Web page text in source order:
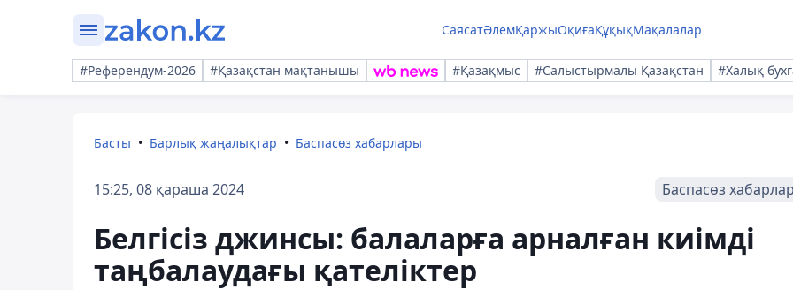
СаясатӘлемҚаржыОқиғаҚұқықМақалалар
#Референдум-2026 #Қазақстан мақтанышы #Қазақмыс #Салыстырмалы Қазақстан #Халық
Басты Барлық жаңалықтар Баспасөз хабарлары
15:25, 08 қараша 2024 Баспасөз
Белгісіз джинсы: балаларға арналған киімді
таңбалаудағы қателіктер